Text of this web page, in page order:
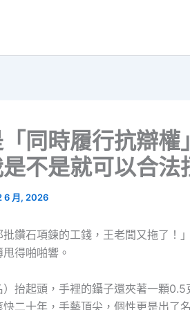
同時履行抗辯權
不是就可以合法
6 月, 2026
鑽石項鍊的工錢，王老闆又拖了！
得啪啪響。
抬起頭，手裡的鑷子還夾著一顆
快二十年，手藝頂尖，個性更是出